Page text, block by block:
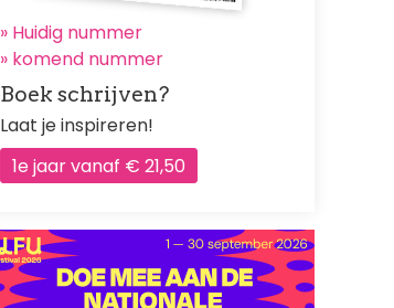
» Huidig nummer
» komend nummer
Boek schrijven?
Laat je inspireren!
1e jaar vanaf € 21,50